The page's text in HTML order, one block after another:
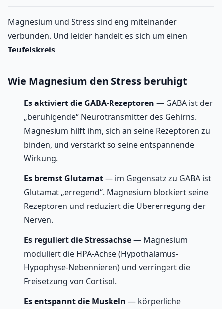
Magnesium und Stress sind eng miteinander
verbunden. Und leider handelt es sich um einen
Teufelskreis.
Wie Magnesium den Stress beruhigt
Es aktiviert die GABA-Rezeptoren — GABA ist der
„beruhigende“ Neurotransmitter des Gehirns.
Magnesium hilft ihm, sich an seine Rezeptoren zu
binden, und verstärkt so seine entspannende
Wirkung.
Es bremst Glutamat— im Gegensatz zu GABA ist
Glutamat „erregend“. Magnesium blockiert seine
Rezeptoren und reduziert die Übererregung der
Nerven.
Es reguliert die Stressachse— Magnesium
moduliert die HPA-Achse (Hypothalamus-
Hypophyse-Nebennieren) und verringert die
Freisetzung von Cortisol.
Es entspannt die Muskeln — körperliche